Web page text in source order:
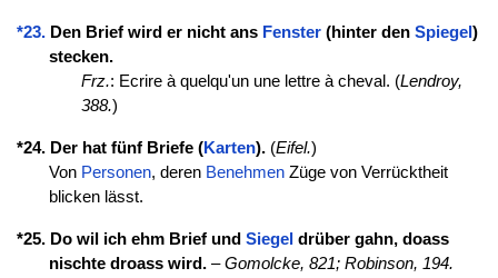
*23. Den Brief wird er nicht ans Fenster(hinter den Spiegel )
stecken.
Frz.: Ecrire à quelqu'un une lettre à cheval. (Lendroy,
388.)
*24. Der hat fünf Briefe (Karten).(Eifel.)
Von Personen, deren BenehmenZüge von Verrücktheit
blicken lässt.
*25. Do wil ich ehm Brief und Siegel drüber gahn, doass
nischte droass wird.–Gomolcke, 821; Robinson, 194.